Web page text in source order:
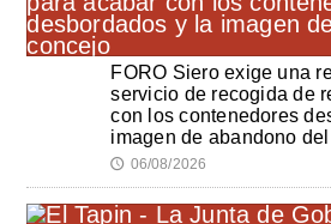
FORO Siero exige una
servicio de recogida de
con los contenedores
imagen de abandono
🕔 06/08/2026